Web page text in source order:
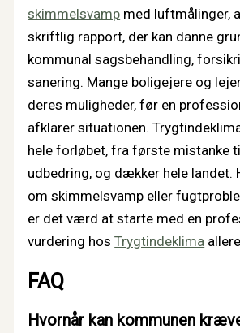
skimmelsvamp med luftmålinger,
skriftlig rapport, der kan danne
kommunal sagsbehandling,
sanering. Mange boligejere og
deres muligheder, før en
afklarer situationen.
hele forløbet, fra første mistanke
udbedring, og dækker hele landet.
om skimmelsvamp eller
er det værd at starte med en
vurdering hosTrygtindeklima
FAQ
Hvornår kan kommunen